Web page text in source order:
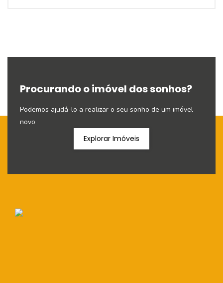
Procurando o imóvel dos sonhos?
Podemos ajudá-lo a realizar o seu sonho de um imóvel
novo
Explorar Imóveis